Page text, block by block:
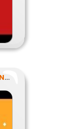
CSEPPKŐBARLANG PANASZOKKAL